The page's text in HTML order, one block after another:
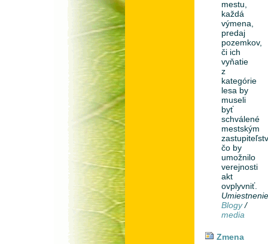
mestu,
každá
výmena,
predaj
pozemkov,
či ich
vyňatie
z
kategórie
lesa by
museli
byť
schválené
mestským
čo by
umožnilo
verejnosti
akt
ovplyvniť.
Blogy /
media
Zmena